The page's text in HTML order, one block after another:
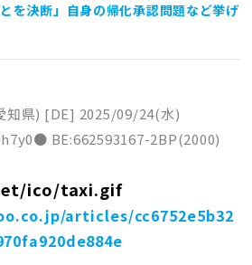
を決断」自身の帰化承認問題など挙げ
知県) [DE] 2025/09/24(水)
BE:662593167-2BP(2000)
ico/taxi.gif
articles/cc6752e5b32